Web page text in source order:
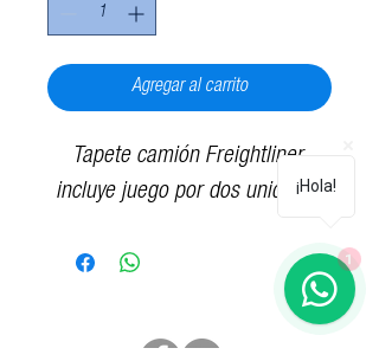
Agregar al carrito
Tapete camión Freightliner,
incluye juego por dos unidades
¡Hola!
1